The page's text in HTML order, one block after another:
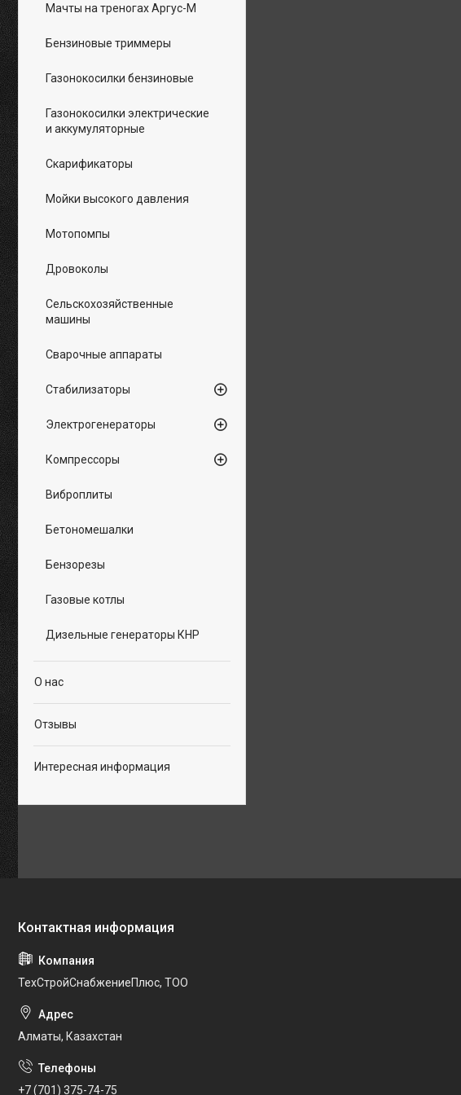
Мачты на треногах Аргус-М
Бензиновые триммеры
Газонокосилки бензиновые
Газонокосилки электрические
и аккумуляторные
Скарификаторы
Мойки высокого давления
Мотопомпы
Дровоколы
Сельскохозяйственные
машины
Сварочные аппараты
Стабилизаторы
Электрогенераторы
Компрессоры
Виброплиты
Бетономешалки
Бензорезы
Газовые котлы
Дизельные генераторы КНР
О нас
Отзывы
Интересная информация
ТехСтройСнабжениеПлюс, ТОО
Алматы, Казахстан
+7 (701) 375-74-75